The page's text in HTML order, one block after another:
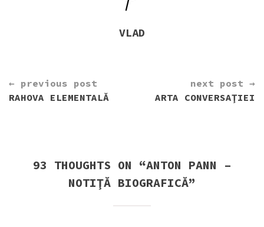
VLAD
CONTINUE
READING
← previous post
RAHOVA ELEMENTALĂ
next post →
ARTA CONVERSAŢIEI
93 THOUGHTS ON “ANTON PANN –
NOTIŢĂ BIOGRAFICĂ”